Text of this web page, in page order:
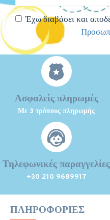
Έχω διαβάσει και
Ασφαλείς πληρωμές
Με 3 τρόπους πληρωμής
Τηλεφωνικές παραγγελίες
+30 210 9689917
ΠΛΗΡΟΦΟΡΊΕΣ